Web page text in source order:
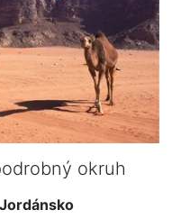
okruh
Jordánsko